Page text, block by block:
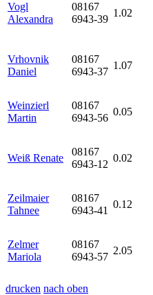
Vogl
Alexandra
08167
6943-39
1.02
Vrhovnik
Daniel
08167
6943-37
1.07
Weinzierl
Martin
08167
6943-56
0.05
Weiß Renate
08167
6943-12
0.02
Zeilmaier
Tahnee
08167
6943-41
0.12
Zelmer
Mariola
08167
6943-57
2.05
drucken nach oben